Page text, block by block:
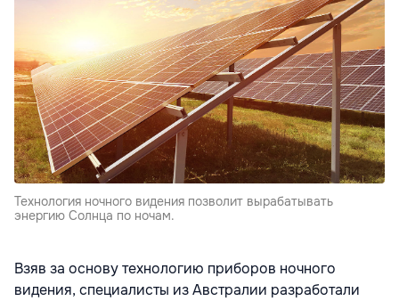
Технология ночного видения позволит вырабатывать
энергию Солнца по ночам.
Взяв за основу технологию приборов ночного
видения, специалисты из Австралии разработали